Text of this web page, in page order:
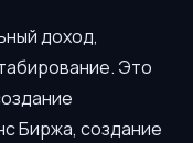
доход,
Это
Биржа, создание